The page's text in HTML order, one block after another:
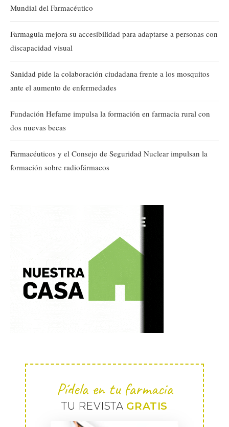
Mundial del Farmacéutico
Farmaguia mejora su accesibilidad para adaptarse a personas con
discapacidad visual
Sanidad pide la colaboración ciudadana frente a los mosquitos
ante el aumento de enfermedades
Fundación Hefame impulsa la formación en farmacia rural con
dos nuevas becas
Farmacéuticos y el Consejo de Seguridad Nuclear impulsan la
formación sobre radiofármacos
Pídela en tu farmacia
TU REVISTA GRATIS